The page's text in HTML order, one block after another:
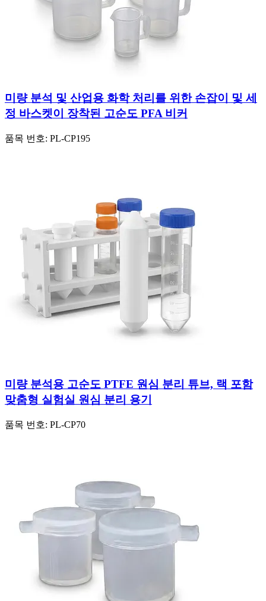
미량 분석 및 산업용 화학 처리를 위한 손잡이 및 세
정 바스켓이 장착된 고순도 PFA 비커
품목 번호: PL-CP195
미량 분석용 고순도 PTFE 원심 분리 튜브, 랙 포함
맞춤형 실험실 원심 분리 용기
품목 번호: PL-CP70